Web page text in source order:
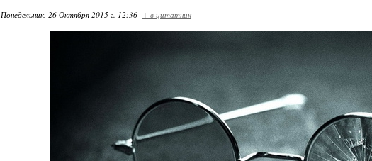
Понедельник, 26 Октября 2015 г. 12:36 + в цитатник